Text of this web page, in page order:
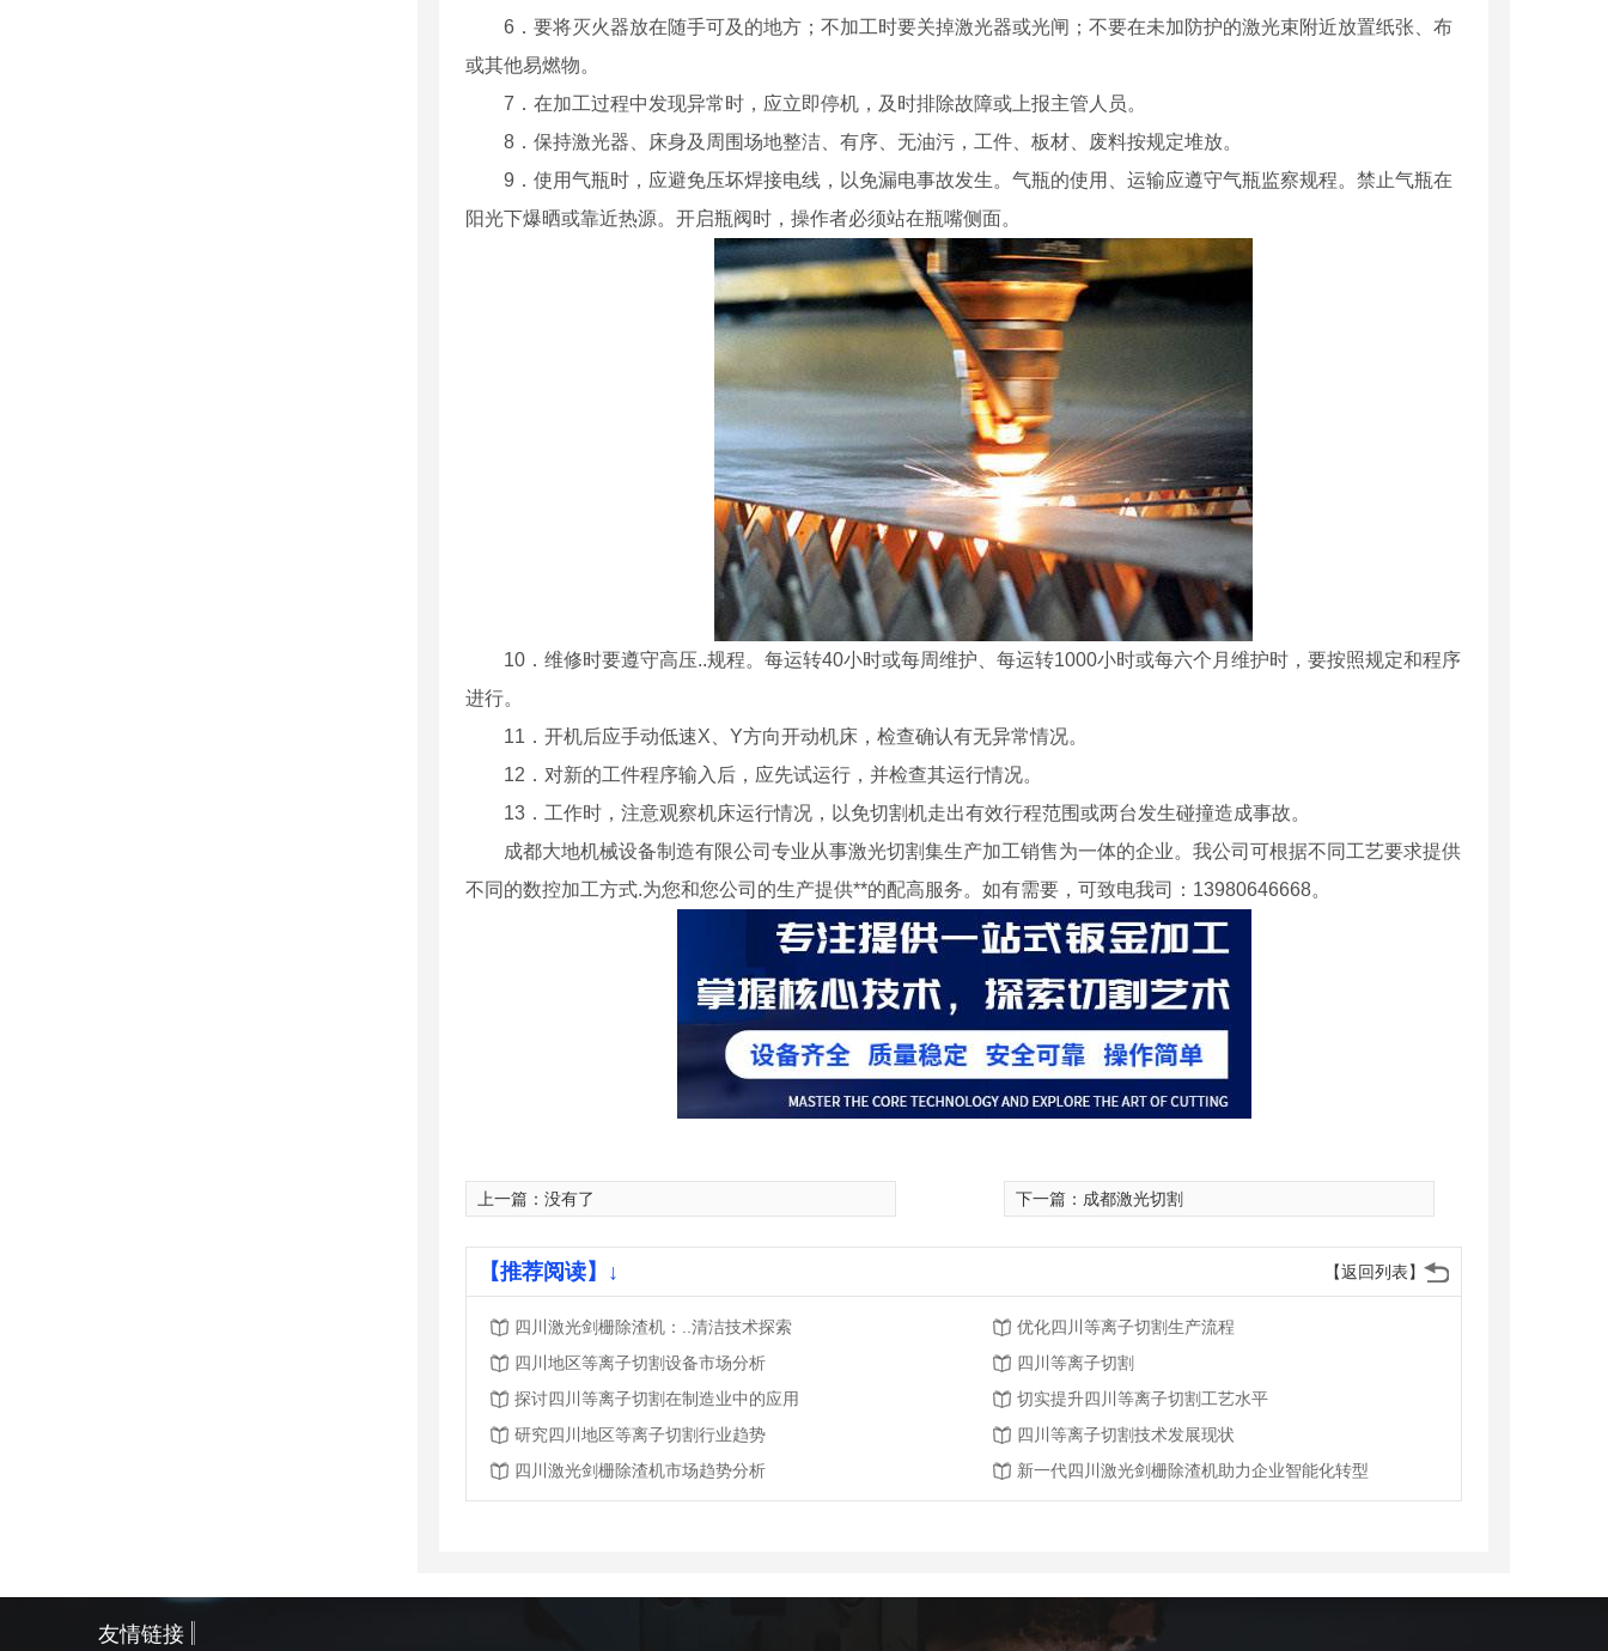
6．要将灭火器放在随手可及的地方；不加工时要关掉激光器或光闸；不要在未加防护的激光束附近放置纸张、布
或其他易燃物。
7．在加工过程中发现异常时，应立即停机，及时排除故障或上报主管人员。
8．保持激光器、床身及周围场地整洁、有序、无油污，工件、板材、废料按规定堆放。
9．使用气瓶时，应避免压坏焊接电线，以免漏电事故发生。气瓶的使用、运输应遵守气瓶监察规程。禁止气瓶在
阳光下爆晒或靠近热源。开启瓶阀时，操作者必须站在瓶嘴侧面。
10．维修时要遵守高压..规程。每运转40小时或每周维护、每运转1000小时或每六个月维护时，要按照规定和程序
进行。
11．开机后应手动低速X、Y方向开动机床，检查确认有无异常情况。
12．对新的工件程序输入后，应先试运行，并检查其运行情况。
13．工作时，注意观察机床运行情况，以免切割机走出有效行程范围或两台发生碰撞造成事故。
成都大地机械设备制造有限公司专业从事激光切割集生产加工销售为一体的企业。我公司可根据不同工艺要求提供
不同的数控加工方式.为您和您公司的生产提供**的配高服务。如有需要，可致电我司：13980646668。
上一篇：没有了 下一篇： 成都激光切割
【返回列表】
【推荐阅读】↓
四川激光剑栅除渣机：..清洁技术探索
优化四川等离子切割生产流程
四川地区等离子切割设备市场分析
四川等离子切割
探讨四川等离子切割在制造业中的应用
切实提升四川等离子切割工艺水平
研究四川地区等离子切割行业趋势
四川等离子切割技术发展现状
四川激光剑栅除渣机市场趋势分析
新一代四川激光剑栅除渣机助力企业智能化转型
友情链接